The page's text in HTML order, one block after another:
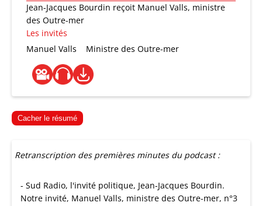
Jean-Jacques Bourdin reçoit Manuel Valls, ministre
des Outre-mer
Les invités
Manuel Valls
Ministre des Outre-mer
Cacher le résumé
Retranscription des premières minutes du podcast :
- Sud Radio, l'invité politique, Jean-Jacques Bourdin.
Notre invité, Manuel Valls, ministre des Outre-mer, n°3